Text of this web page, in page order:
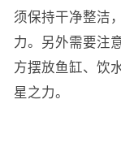
须保持干净整洁
力。另外需要注
方摆放鱼缸、饮
星之力。